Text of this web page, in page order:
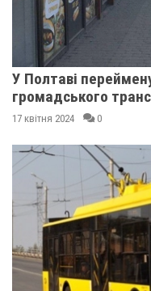
У Полтаві
громадського
17 квітня 2024 0